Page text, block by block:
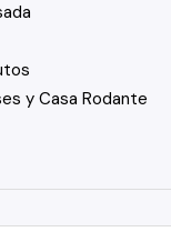
y Casa Rodante